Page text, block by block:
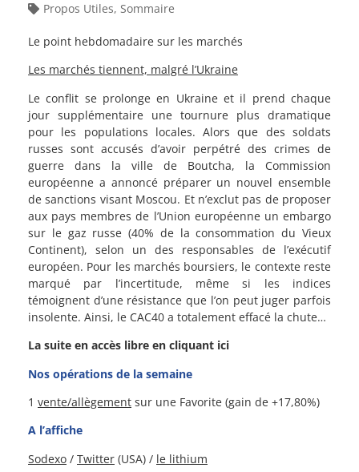
Propos Utiles, Sommaire
Le point hebdomadaire sur les marchés
Les marchés tiennent, malgré l’Ukraine
Le conflit se prolonge en Ukraine et il prend chaque
jour supplémentaire une tournure plus dramatique
pour les populations locales. Alors que des soldats
russes sont accusés d’avoir perpétré des crimes de
guerre dans la ville de Boutcha, la Commission
européenne a annoncé préparer un nouvel ensemble
de sanctions visant Moscou. Et n’exclut pas de proposer
aux pays membres de l’Union européenne un embargo
sur le gaz russe (40% de la consommation du Vieux
Continent), selon un des responsables de l’exécutif
européen. Pour les marchés boursiers, le contexte reste
marqué par l’incertitude, même si les indices
témoignent d’une résistance que l’on peut juger parfois
insolente. Ainsi, le CAC40 a totalement effacé la chute…
La suite en accès libre en cliquant ici
Nos opérations de la semaine
1 vente/allègement sur une Favorite (gain de +17,80%)
A l’affiche
Sodexo / Twitter (USA) / le lithium